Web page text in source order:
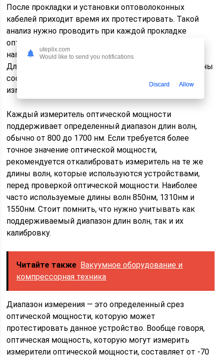
После прокладки и установки оптоволоконных
кабелей приходит время их протестировать. Такой
анализ нужно проводить при каждой прокладке
оптоволоконного кабеля по трем основным
направлениям: непрерывность, потери и мощность.
Для того, чтобы проводить такие мероприятия, нужны
соответствующие инструменты. Во-первых,
измеритель оптической мощности.
Каждый измеритель оптической мощности
поддерживает определенный диапазон длин волн,
обычно от 800 до 1700 нм. Если требуется более
точное значение оптической мощности,
рекомендуется откалибровать измеритель на те же
длины волн, которые используются устройствами,
перед проверкой оптической мощности. Наиболее
часто используемые длины волн 850нм, 1310нм и
1550нм. Стоит помнить, что нужно учитывать как
поддерживаемый диапазон длин волн, так и их
калибровку.
Читайте также Вакуумное оборудование и
компрессорная техника
Диапазон измерения — это определенный срез
оптической мощности, которую может
протестировать данное устройство. Вообще говоря,
оптическая мощность, которую могут измерить
измерители оптической мощности, составляет от -70
uteplix.com
Would like to send you notifications
Discard Allow